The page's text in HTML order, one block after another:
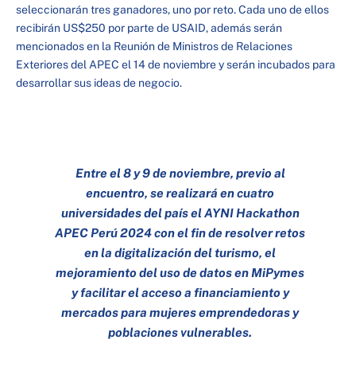
seleccionarán tres ganadores, uno por reto. Cada uno de ellos
recibirán US$250 por parte de USAID, además serán
mencionados en la Reunión de Ministros de Relaciones
Exteriores del APEC el 14 de noviembre y serán incubados para
desarrollar sus ideas de negocio.
Entre el 8 y 9 de noviembre, previo al
encuentro, se realizará en cuatro
universidades del país el AYNI Hackathon
APEC Perú 2024 con el fin de resolver retos
en la digitalización del turismo, el
mejoramiento del uso de datos en MiPymes
y facilitar el acceso a financiamiento y
mercados para mujeres emprendedoras y
poblaciones vulnerables.